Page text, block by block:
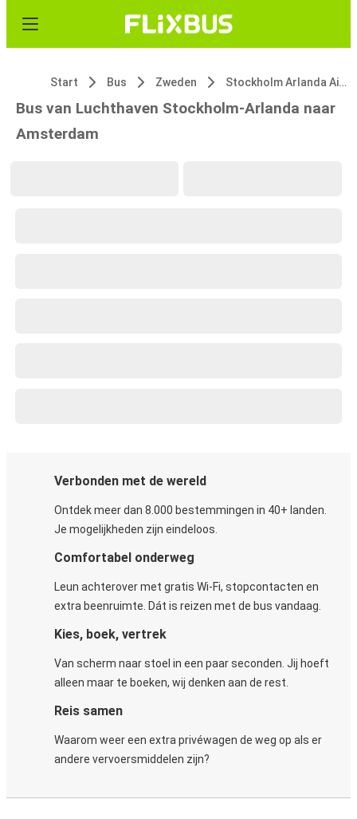
Start Bus Zweden Stockholm Arlanda Airport
Bus van Luchthaven Stockholm-Arlanda naar
Amsterdam
Verbonden met de wereld
Ontdek meer dan 8.000 bestemmingen in 40+ landen.
Je mogelijkheden zijn eindeloos.
Comfortabel onderweg
Leun achterover met gratis Wi-Fi, stopcontacten en
extra beenruimte. Dát is reizen met de bus vandaag.
Kies, boek, vertrek
Van scherm naar stoel in een paar seconden. Jij hoeft
alleen maar te boeken, wij denken aan de rest.
Reis samen
Waarom weer een extra privéwagen de weg op als er
andere vervoersmiddelen zijn?